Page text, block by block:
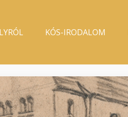
KÓS-IRODALOM